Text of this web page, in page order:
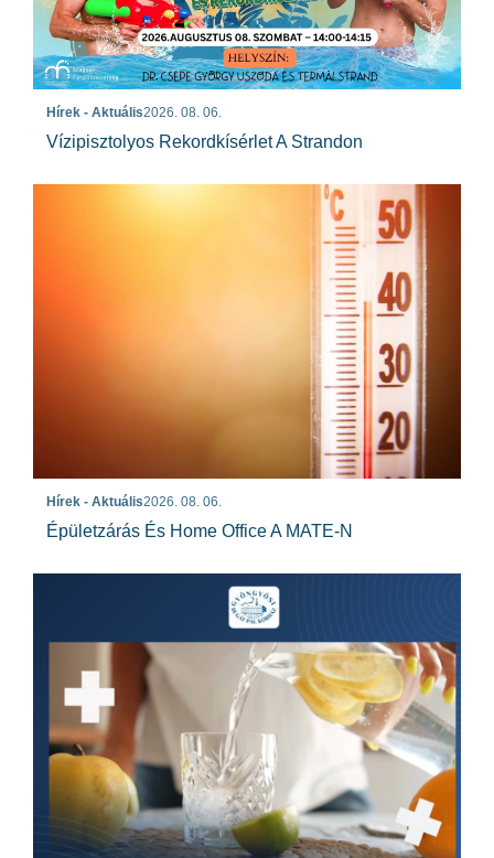
Hírek - Aktuális2026. 08. 06.
Vízipisztolyos Rekordkísérlet A Strandon
Hírek - Aktuális2026. 08. 06.
Épületzárás És Home Office A MATE-N